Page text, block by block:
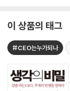
이 상품의 태그
#CEO는누가되나